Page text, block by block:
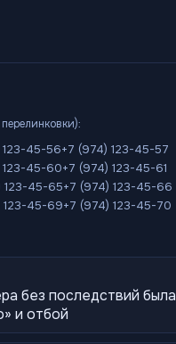
123-45-56+7 (974) 123-45-57
123-45-60+7 (974) 123-45-61
123-45-65+7 (974) 123-45-66
123-45-69+7 (974) 123-45-70
без последствий была
и отбой